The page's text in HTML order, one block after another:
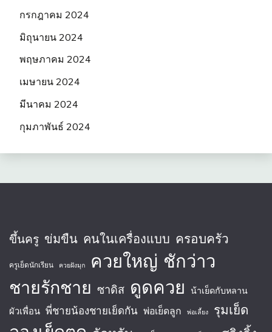
กรกฎาคม 2024
มิถุนายน 2024
พฤษภาคม 2024
เมษายน 2024
มีนาคม 2024
กุมภาพันธ์ 2024
ขึ้นครู ข่มขืน คนในเครื่องแบบ ครอบครัว
ครูเย็ดนักเรียน ควยฝังมุก ควยใหญ่ ชักว่าว
ชายรักชาย ซาดิส ดูดควย น้าเย็ดกับหลาน
ผัวเพื่อน พี่ชายน้องชายเย็ดกัน พ่อเย็ดลูก พ่อเลี้ยง รุมเย็ด